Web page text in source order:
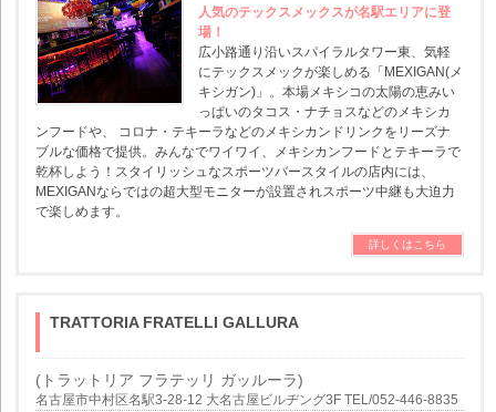
人気のテックスメックスが名駅エリアに登
場！
広小路通り沿いスパイラルタワー東、気軽
にテックスメックが楽しめる「MEXIGAN(メ
キシガン)」。本場メキシコの太陽の恵みい
っぱいのタコス・ナチョスなどのメキシカ
ンフードや、 コロナ・テキーラなどのメキシカンドリンクをリーズナ
ブルな価格で提供。みんなでワイワイ、メキシカンフードとテキーラで
乾杯しよう！スタイリッシュなスポーツバースタイルの店内には、
MEXIGANならではの超大型モニターが設置されスポーツ中継も大迫力
で楽しめます。
詳しくはこちら
TRATTORIA FRATELLI GALLURA
(トラットリア フラテッリ ガッルーラ)
名古屋市中村区名駅3-28-12 大名古屋ビルヂング3F TEL/052-446-8835